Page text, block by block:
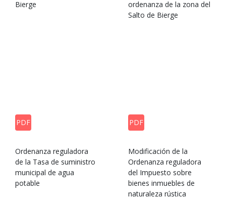
Bierge
ordenanza de la zona del
Salto de Bierge
PDF
Ordenanza reguladora
de la Tasa de suministro
municipal de agua
potable
PDF
Modificación de la
Ordenanza reguladora
del Impuesto sobre
bienes inmuebles de
naturaleza rústica